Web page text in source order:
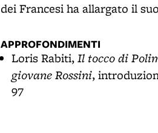
dei Francesi ha allargato il
APPROFONDIMENTI
Loris Rabiti,Il tocco di
giovane Rossini,
97